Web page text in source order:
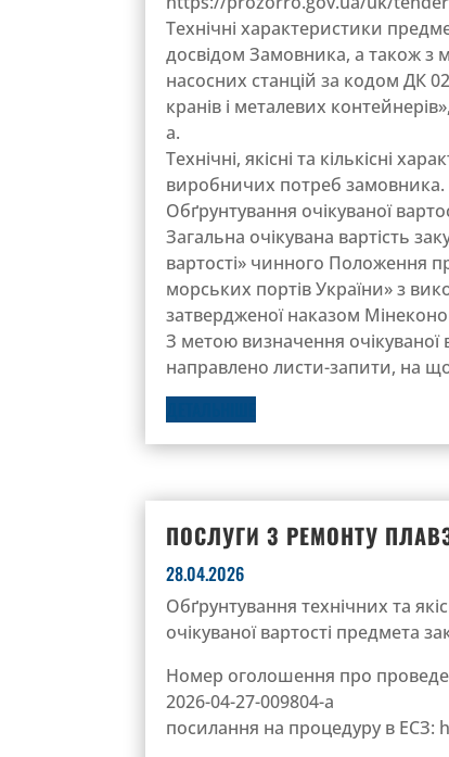
Технічні характеристики
досвідом Замовника, а також з
насосних станцій за кодом ДК
кранів і металевих
a.
Технічні, якісні та кількісні
виробничих потреб замовника.
Обґрунтування очікуваної
Загальна очікувана вартість
вартості» чинного Положення
морських портів України» з
затвердженої наказом
З метою визначення очікуваної
направлено листи-запити, на
ПОСЛУГИ З РЕМОНТУ
28.04.2026
Обґрунтування технічних та
очікуваної вартості предмета
Номер оголошення про
2026-04-27-009804-a
посилання на процедуру в